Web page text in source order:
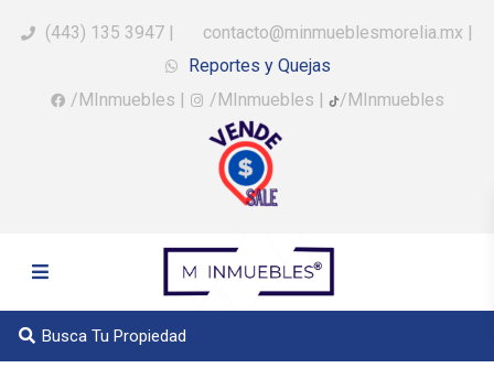
(443) 135 3947 | contacto@minmueblesmorelia.mx |
Reportes y Quejas
/MInmuebles | /MInmuebles | /MInmuebles
Busca Tu Propiedad